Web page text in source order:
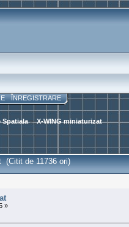
ÎNREGISTRARE
Spatiala> X-WING miniaturizat
(Citit de 11736 ori)
»